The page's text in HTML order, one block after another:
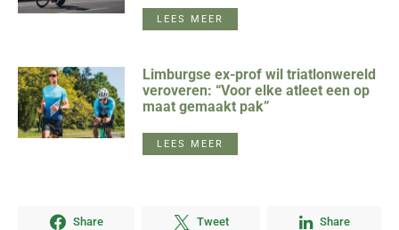
LEES MEER
Limburgse ex-prof wil triatlonwereld
veroveren: “Voor elke atleet een op
maat gemaakt pak”
LEES MEER
Share Tweet Share